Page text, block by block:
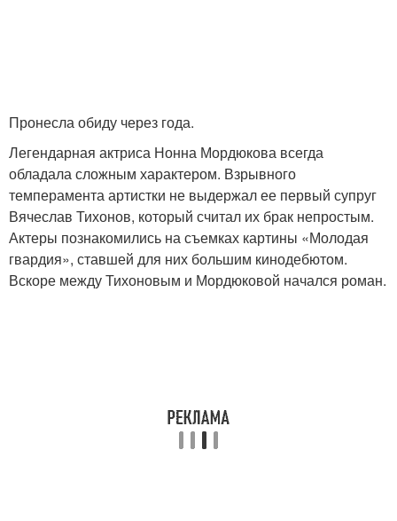
Пронесла обиду через года.
Легендарная актриса Нонна Мордюкова всегда
обладала сложным характером. Взрывного
темперамента артистки не выдержал ее первый супруг
Вячеслав Тихонов, который считал их брак непростым.
Актеры познакомились на съемках картины «Молодая
гвардия», ставшей для них большим кинодебютом.
Вскоре между Тихоновым и Мордюковой начался роман.